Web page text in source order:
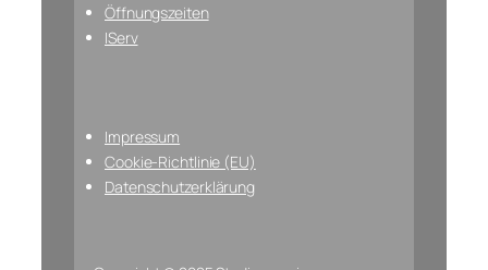
Öffnungszeiten
IServ
Impressum
Cookie-Richtlinie (EU)
Datenschutzerklärung